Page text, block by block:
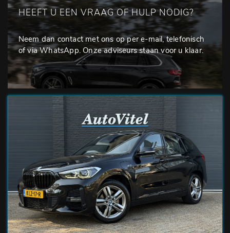
HEEFT U EEN VRAAG OF HULP NODIG?
Neem dan contact met ons op per e-mail, telefonisch
of via WhatsApp. Onze adviseurs staan voor u klaar.